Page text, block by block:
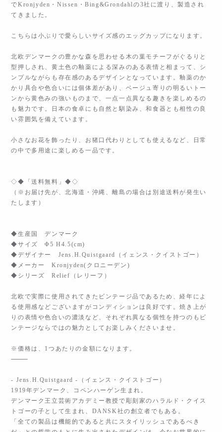
でKronjyden・Nissen・Bing&Grondahlの3社に渡り、製造され
てきました。
こちらは小ぶりで愛らしいサイズ感のエッグカップになります。
北欧デンマークの豊かな森を思わせる木の葉モチーフがぐるりと
型押しされ、黄土色の釉薬による深みのある表情と相まって、シ
ンプルながらも存在感のあるデザインとなっています。釉薬のか
かり具合や色合いには個体差があり、ベージュ寄りの明るいトー
ンから黄色みの強いものまで、一点一点異なる趣きを楽しめるの
も魅力です。日本の食卓にも自然と馴染み、和食器とも相性の良
い雰囲気を備えています。
小さなお花を飾ったり、お猪口代わりとしても使えるなど、日常
の中で多用途に楽しめる一品です。
◇◆「送料無料」◆◇
（※お届け先が、北海道・沖縄、離島の場合は別途送料が発生い
たします）
◆生産国 デンマーク
◆サイズ Φ5 H4.5(cm)
◆デザイナー Jens.H.Quistgaard（イェンス・クイストゴー）
◆メーカー Kronjyden(クロニーデン)
◆シリーズ Relief（レリーフ）
北欧で実際に使用されてきたビンテージ品であるため、経年によ
る使用感などございますがコンディションは良好です。焼き上が
りの表情や色合いの濃淡など、それぞれ異なる個性を持つのもビ
ンテージならではの魅力としてお楽しみくださいませ。
※価格は、1つあたりの金額になります。
⸻
- Jens.H.Quistgaard -（イェンス・クイストゴー）
1919年デンマーク、コペンハーゲン生まれ。
デンマーク王立芸術アカデミー教授で彫刻家のハラルド・クイス
トゴーの子として生まれ、DANSK社の創立者でもある。
「全ての製品は機能的であると共にスタイリッシュであるべき